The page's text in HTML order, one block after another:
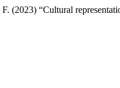
(2023) “Cultural